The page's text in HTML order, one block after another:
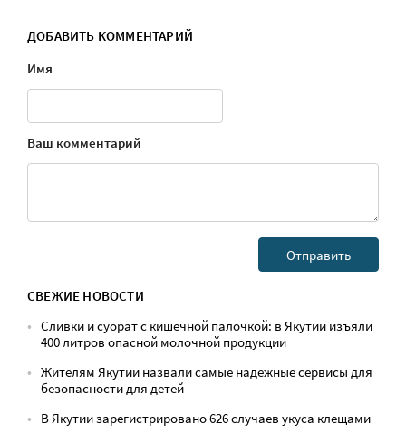
ДОБАВИТЬ КОММЕНТАРИЙ
Имя
Ваш комментарий
СВЕЖИЕ НОВОСТИ
Сливки и суорат с кишечной палочкой: в Якутии изъяли
400 литров опасной молочной продукции
Жителям Якутии назвали самые надежные сервисы для
безопасности для детей
В Якутии зарегистрировано 626 случаев укуса клещами